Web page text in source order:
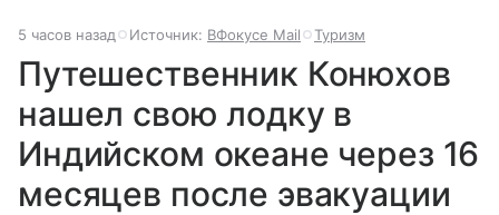
5 часов назад Источник: ВФокусе Mail Туризм
Путешественник Конюхов
нашел свою лодку в
Индийском океане через 16
месяцев после эвакуации